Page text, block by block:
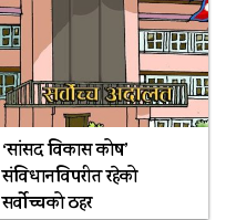
‘सांसद विकास कोष’
संविधानविपरीत रहेको
सर्वोच्चको ठहर